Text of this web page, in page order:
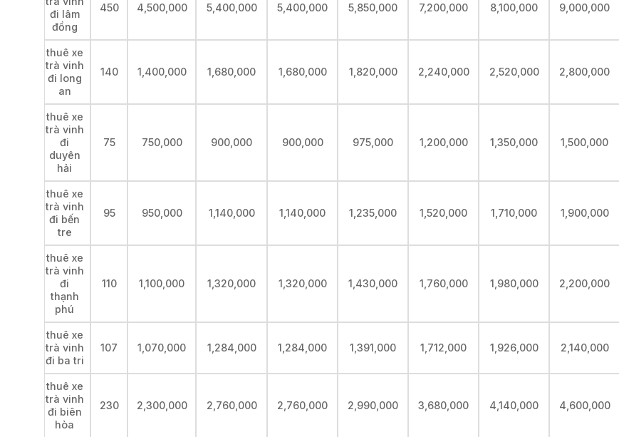
đi lâm
đồng
450 4,500,000 5,400,000 5,400,000 5,850,000 7,200,000 8,100,000 9,000,000
thuê xe
trà vinh
đi long
an
140 1,400,000 1,680,000 1,680,000 1,820,000 2,240,000 2,520,000 2,800,000
thuê xe
trà vinh
đi
duyên
hải
75 750,000 900,000 900,000 975,000 1,200,000 1,350,000 1,500,000
thuê xe
trà vinh
đi bến
tre
95 950,000 1,140,000 1,140,000 1,235,000 1,520,000 1,710,000 1,900,000
thuê xe
trà vinh
đi
thạnh
phú
110 1,100,000 1,320,000 1,320,000 1,430,000 1,760,000 1,980,000 2,200,000
thuê xe
trà vinh
đi ba tri
107 1,070,000 1,284,000 1,284,000 1,391,000 1,712,000 1,926,000 2,140,000
thuê xe
trà vinh
đi biên
hòa
230 2,300,000 2,760,000 2,760,000 2,990,000 3,680,000 4,140,000 4,600,000